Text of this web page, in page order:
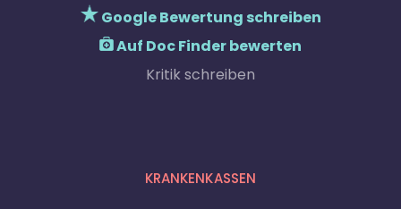
Google Bewertung schreiben
Auf Doc Finder bewerten
Kritik schreiben
KRANKENKASSEN